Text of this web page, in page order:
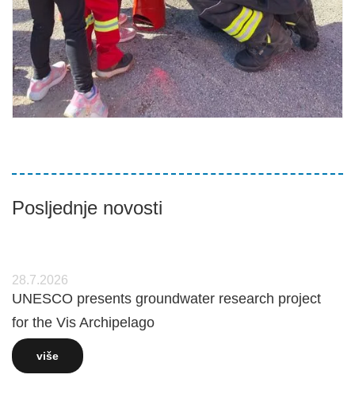
Posljednje novosti
28.7.2026
UNESCO presents groundwater research project
for the Vis Archipelago
više